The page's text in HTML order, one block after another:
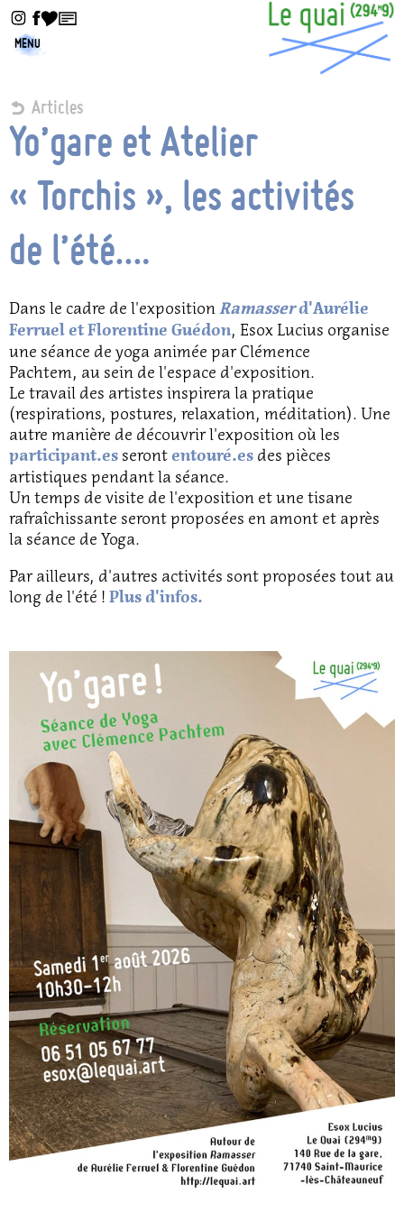
MENU
Articles
Yo’gare et Atelier
« Torchis », les activités
de l’été….
Dans le cadre de l'expositionRamasserd'Aurélie
Ferruel et Florentine Guédon, Esox Lucius organise
une séance de yoga animée par Clémence
Pachtem, au sein de l'espace d'exposition.
Le travail des artistes inspirera la pratique
(respirations, postures, relaxation, méditation). Une
autre manière de découvrir l'exposition où les
participant.es serontentouré.es des pièces
artistiques pendant la séance.
Un temps de visite de l'exposition et une tisane
rafraîchissante seront proposées en amont et après
la séance de Yoga.
Par ailleurs, d'autres activités sont proposées tout au
long de l'été ! Plus d'infos.